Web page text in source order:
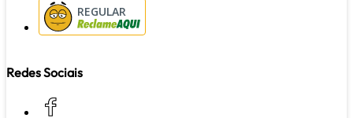
REGULAR
Redes Sociais